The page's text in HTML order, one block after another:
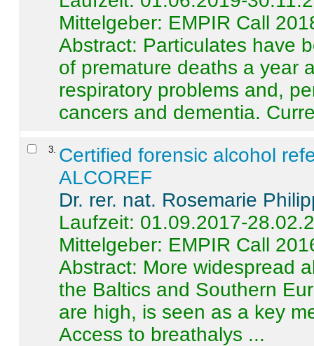
Mittelgeber: EMPIR Call
Abstract: Particulates have
of premature deaths a year
respiratory problems and,
cancers and dementia.
3 Certified forensic alcohol
ALCOREF
Dr. rer. nat. Rosemarie
Laufzeit: 01.09.2017-
Mittelgeber: EMPIR Call
Abstract: More widespread
the Baltics and Southern
are high, is seen as a key
Access to breathalys ...